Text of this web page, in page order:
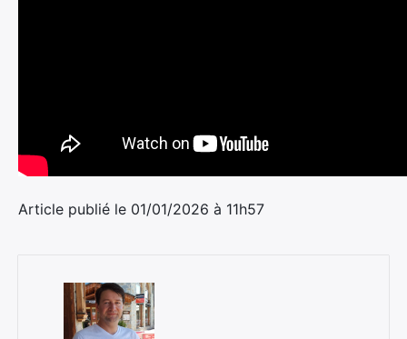
Article publié le 01/01/2026 à 11h57